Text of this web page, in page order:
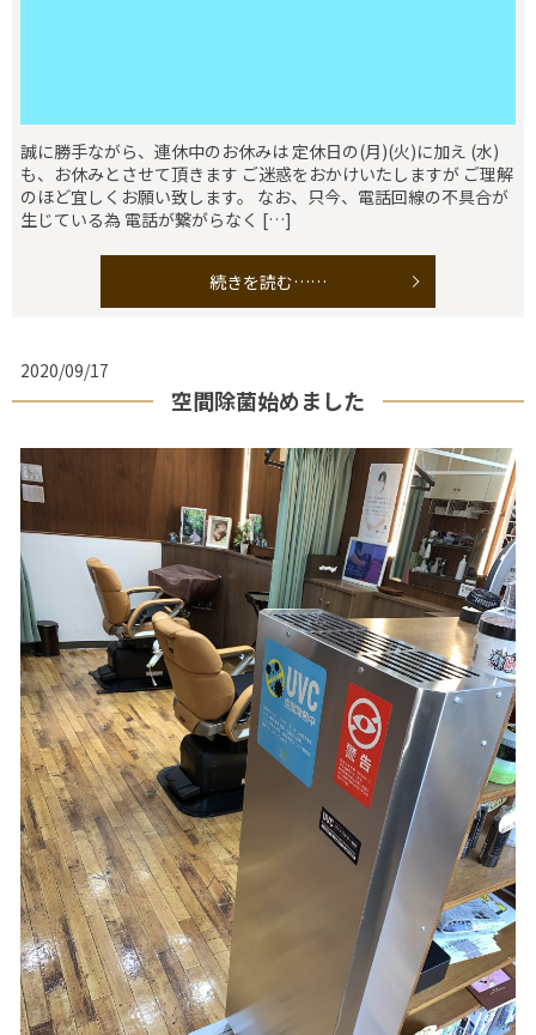
誠に勝手ながら、連休中のお休みは 定休日の(月)(火)に加え (水)
も、お休みとさせて頂きます ご迷惑をおかけいたしますが ご理解
のほど宜しくお願い致します。 なお、只今、電話回線の不具合が
生じている為 電話が繋がらなく […]
続きを読む……
2020/09/17
空間除菌始めました